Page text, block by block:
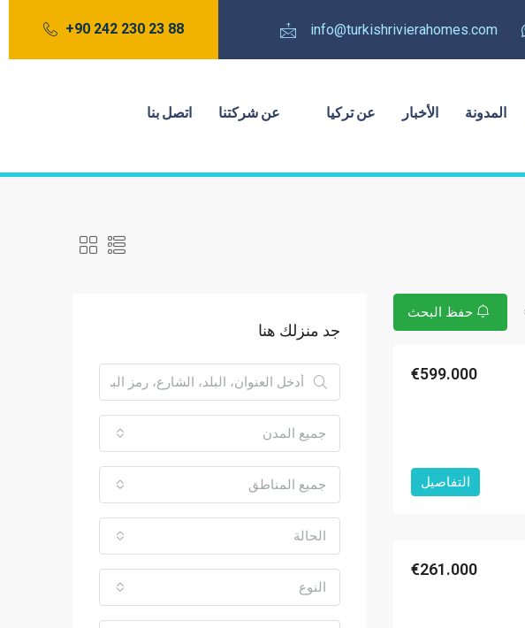
info@turkishrivierahomes.com
88 23 230 242 90+
المدونة الأخبار عن تركيا عن شركتنا اتصل بنا
حفظ البحث
€599.000
التفاصيل
€261.000
جد منزلك هنا
جميع المدن
جميع المناطق
الحالة
النوع